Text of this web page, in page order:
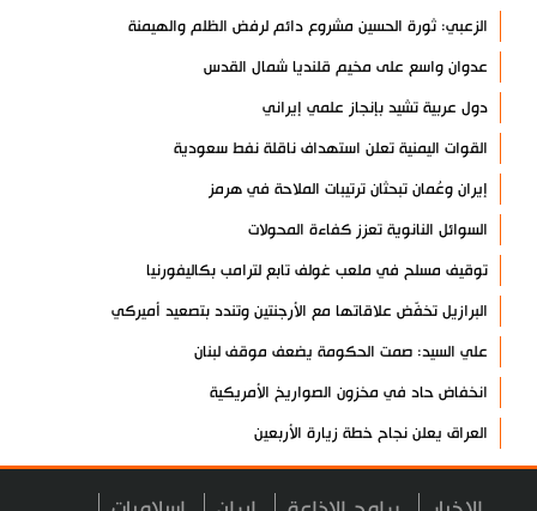
الزعبي: ثورة الحسين مشروع دائم لرفض الظلم والهيمنة
عدوان واسع على مخيم قلنديا شمال القدس
دول عربية تشيد بإنجاز علمي إيراني
القوات اليمنية تعلن استهداف ناقلة نفط سعودية
إيران وعُمان تبحثان ترتيبات الملاحة في هرمز
السوائل النانوية تعزز كفاءة المحولات
توقيف مسلح في ملعب غولف تابع لترامب بكاليفورنيا
البرازيل تخفّض علاقاتها مع الأرجنتين وتندد بتصعيد أميركي
علي السيد: صمت الحكومة يضعف موقف لبنان
انخفاض حاد في مخزون الصواريخ الأمريكية
العراق يعلن نجاح خطة زيارة الأربعين
رضائي: إيران جاهزة للدفاع عن سيادتها